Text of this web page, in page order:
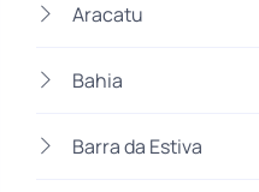
Aracatu
Bahia
Barra da Estiva